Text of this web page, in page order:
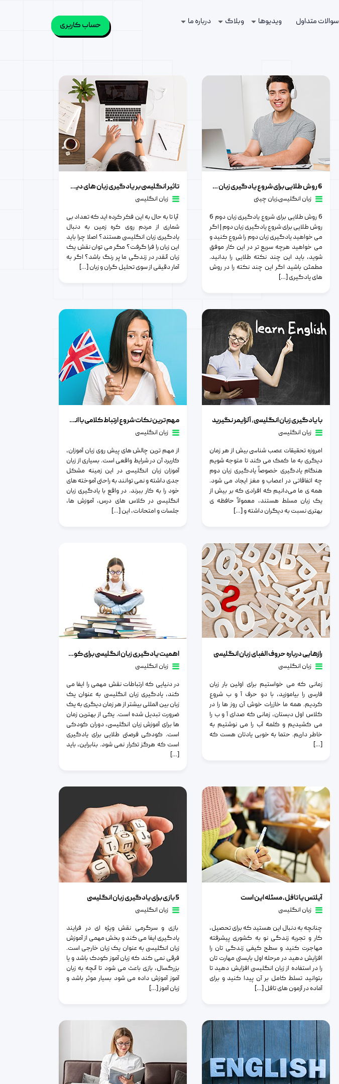
سوالات متداول ویدیوها وبلاگ درباره ما حساب کاربری
6 روش طلایی برای شروع یادگیری زبان دوم
زبان انگلیسی٫زبان چینی
6 روش طلایی برای شروع یادگیری زبان دوم 6
روش طلایی برای شروع یادگیری زبان دوم | اگر
می خواهید یادگیری زبان دوم را شروع کنید و
می خواهید هرچه سریع تر در این کار موفق
شوید، باید این چند نکته طلایی را بدانید.
مطمئن باشید اگر این چند نکته را در روش
های یادگیری […]
تاثیر انگلیسی بر یادگیری زبان های دیگر
زبان انگلیسی
آیا تا به حال به این فکر کرده اید که تعداد بی
شماری از مردم روی کره زمین به دنبال
یادگیری زبان انگلیسی هستند؟ اصلا چرا باید
این زبان را فرا گرفت؟ مگر می توان نقش یک
زبان آنقدر در زندگی ما پر رنگ باشد؟ اگر به
آمار دقیقی از سوی تحلیل گران و زبان […]
با یادگیری زبان انگلیسی، آلزایمر نگیرید
زبان انگلیسی
امروزه تحقیقات عصب شناسی بیش از هر زمان
دیگری به ما کمک می کند تا متوجه شویم
هنگام یادگیری خصوصاً یادگیری زبان دوم
چه اتفاقاتی در اعصاب و مغز ایجاد می شود.
همه ی ما می‌دانیم که افرادی که بر بیش از
یک زبان مسلط هستند، معمولاً حافظه ی
بهتری نسبت به دیگران داشته و […]
مهم ترین نکات شروع ارتباط کلامی با انگلیسی زبان ها
زبان انگلیسی
از مهم ترین چالش های پیش روی زبان آموزان،
کاربرد آن در شرایط واقعی است. بسیاری از زبان
آموزان زبان انگلیسی در این زمینه مشکل
جدی داشته و نمی توانند به راحتی آموخته های
خود را به کار ببرند. در واقع با یادگیری زبان
انگلیسی در کلاس های درس، آموزش ها،
جلسات و امتحانات، این […]
رازهایی درباره حروف الفبای زبان انگلیسی
زبان انگلیسی
زمانی که می خواستیم برای اولین بار زبان
فارسی را بیاموزید، با دو حرف آ و ب شروع
کردیم. همه ما خازرات خوش آن روز ها را در
کلاس اول دبستان، زمانی که صدای آ و ب را
می کشیدیم و کلمه آب را می نوشتیم به
خاطر داریم. حتما به خوبی یادتان هست که
[…]
اهمیت یادگیری زبان انگلیسی برای کودکان
زبان انگلیسی
در دنیایی که ارتباطات نقش مهمی را ایفا می
کند، یادگیری زبان انگلیسی به عنوان یک
زبان بین المللی بیشتر از هر زمان دیگری به یک
ضرورت تبدیل شده است. یکی از بهترین زمان
ها برای آموزش زبان انگلیسی، دوران کودکی
است. کودکی فرصتی طلایی برای یادگیری
است که هرگز تکرار نمی شود. بنابراین، باید
[…]
آیلتس یا تافل، مسئله این است
زبان انگلیسی
چنانچه به دنبال این هستید که برای تحصیل،
کار و تجربه زندگی نو به کشوری پیشرفته
مهاجرت کنید و سطح کیفی زندگی تان را
افزایش دهید در مرحله اول بایستی مهارت تان
را در استفاده از زبان انگلیسی افزایش دهید تا
بتوانید تسلط کامل بر آن پیدا کنید و برای
آماده در آزمون های تافل […]
5 بازی برای یادگیری زبان انگلیسی
زبان انگلیسی
بازی و سرگرمی نقش ویژه ای در فرایند
یادگیری ایفا می کند و بخش مهمی از آموزش
زبان انگلیسی به عنوان یک زبان خارجی است.
فرقی نمی کند که زبان آموز کودک باشد و یا
بزرگسال، بازی باعث می شود تا آنچه به زبان
آموز آموزش داده می شود بسیار موثر باشد و
زبان آموز […]